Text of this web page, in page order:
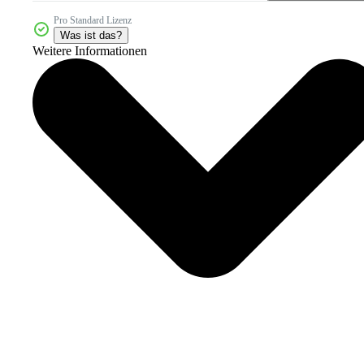
Pro Standard Lizenz
Was ist das?
Weitere Informationen